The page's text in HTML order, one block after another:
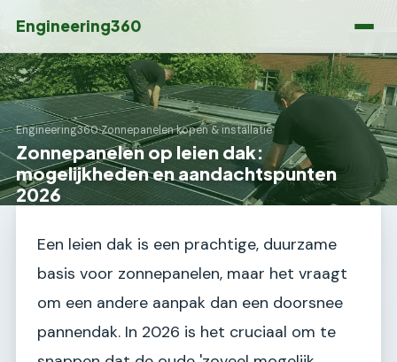
Engineering360
Engineering360›Zonnepanelen kopen & installatie
Zonnepanelen op leien dak:
mogelijkheden en aandachtspunten
2026
Een leien dak is een prachtige, duurzame
basis voor zonnepanelen, maar het vraagt
om een andere aanpak dan een doorsnee
pannendak. In 2026 is het cruciaal om te